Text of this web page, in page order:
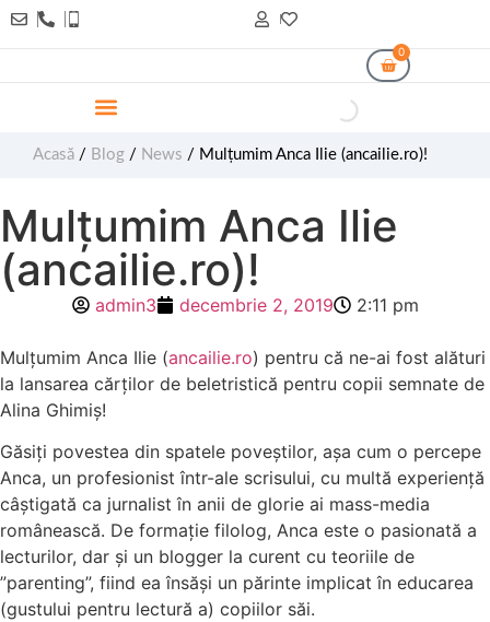
0
Acasă / Blog / News / Mulțumim Anca Ilie (ancailie.ro)!
Mulțumim Anca Ilie
(ancailie.ro)!
admin3 decembrie 2, 2019 2:11 pm
Mulțumim Anca Ilie (ancailie.ro) pentru că ne-ai fost alături
la lansarea cărților de beletristică pentru copii semnate de
Alina Ghimiș!
Găsiți povestea din spatele poveștilor, așa cum o percepe
Anca, un profesionist într-ale scrisului, cu multă experiență
câștigată ca jurnalist în anii de glorie ai mass-media
românească. De formație filolog, Anca este o pasionată a
lecturilor, dar și un blogger la curent cu teoriile de
”parenting”, fiind ea însăși un părinte implicat în educarea
(gustului pentru lectură a) copiilor săi.